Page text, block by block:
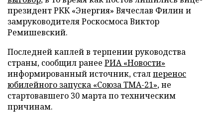
президент РКК «Энергия» Вячеслав Филин и
замруководителя Роскосмоса Виктор
Ремишевский.
Последней каплей в терпении руководства
страны, сообщил ранее РИА «Новости»
информированный источник, сталперенос
юбилейного запуска «Союза ТМА-21», не
стартовавшего 30 марта по техническим
причинам.